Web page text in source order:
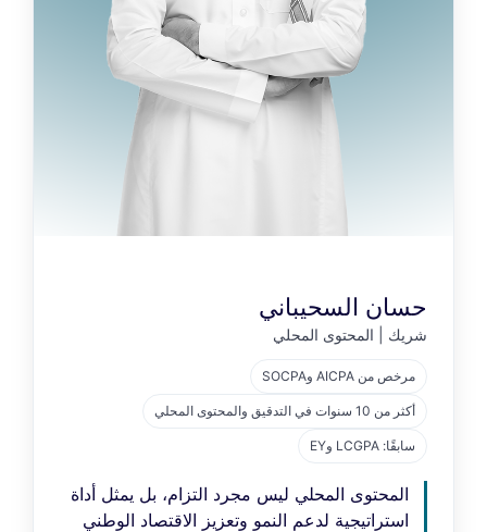
حسان السحيباني
شريك | المحتوى المحلي
مرخص من AICPA وSOCPA
أكثر من 10 سنوات في التدقيق والمحتوى المحلي
سابقًا: LCGPA وEY
المحتوى المحلي ليس مجرد التزام، بل يمثل أداة
استراتيجية لدعم النمو وتعزيز الاقتصاد الوطني